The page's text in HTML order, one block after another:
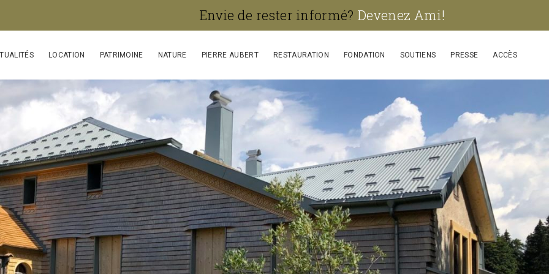
Envie de rester informé? Devenez Ami!
LOCATION PATRIMOINE NATURE PIERRE AUBERT RESTAURATION FONDATION SOUTIENS PRESSE ACCÈS